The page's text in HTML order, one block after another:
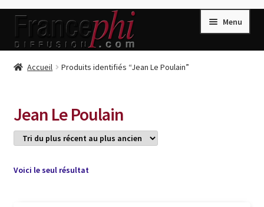
Aller
la
Aller
contenu
Menu
Accueil
Conditions de Vente
Connection
Accueil Produits identifiés “Jean Le Poulain”
Jean Le Poulain
Voici le seul résultat